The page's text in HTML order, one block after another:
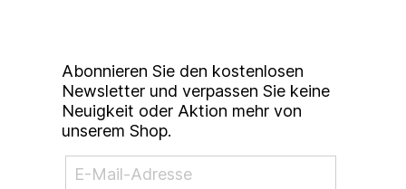
Abonnieren Sie den kostenlosen
Newsletter und verpassen Sie keine
Neuigkeit oder Aktion mehr von
unserem Shop.